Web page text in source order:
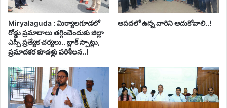
Miryalaguda : మిర్యాలగూడలో
రోడ్డు ప్రమాదాలు తగ్గించెందుకు జిల్లా
ఎస్పీ ప్రత్యేక చర్యలు.. బ్లాక్ స్పాట్లు,
ప్రమాదకర కూడళ్లు పరిశీలన..!
ఆపదలో ఉన్న వారిని ఆదుకోవాలి..!